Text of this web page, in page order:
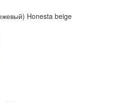
Honesta beige